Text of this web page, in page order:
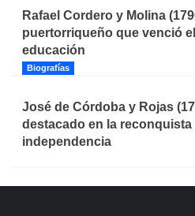
Rafael Cordero y Molina
puertorriqueño que venció
educación
Biografías
José de Córdoba y Rojas
destacado en la
independencia